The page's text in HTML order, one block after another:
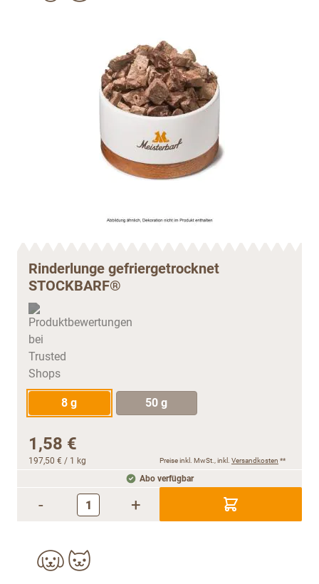
Rinderlunge gefriergetrocknet
STOCKBARF®
8 g 50 g
1,58 €
197,50 € / 1 kg Preise inkl. MwSt., inkl. Versandkosten **
Abo verfügbar
- +